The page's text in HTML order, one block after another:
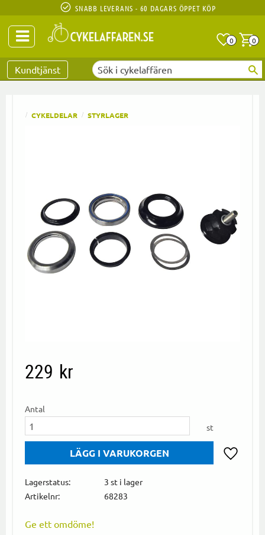
SNABB LEVERANS - 60 DAGARS ÖPPET KÖP
0 0
Kundtjänst
CYKELDELAR STYRLAGER
229 kr
Antal
st
Lagerstatus
3 st i lager
Artikelnr
68283
Ge ett omdöme!